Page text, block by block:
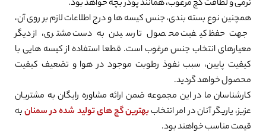
نرمی و لطافت گچ مرغوب، همانند پودر بچه خواهد بود.
همچنین نوع بسته بندی، جنس کیسه ها و درج اطلاعات لازم بر روی آن،
جهت حفظ کیفیت محصول تا رسیدن به دست مشتری، از دیگر
معیارهای انتخاب جنس مرغوب است. قطعا استفاده از کیسه هایی با
کیفیت پایین، سبب نفوذ رطوبت موجود در هوا و تضعیف کیفیت
محصول خواهد گردید.
کارشناسان ما در این مجموعه ضمن ارائه مشاوره رایگان به مشتریان
عزیز، یاریگر آنان در امر انتخاببهترین گچ های تولید شده در سمنانبه
قیمت مناسب خواهند بود.